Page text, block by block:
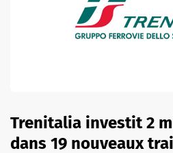
Trenitalia investit 2
dans 19 nouveaux